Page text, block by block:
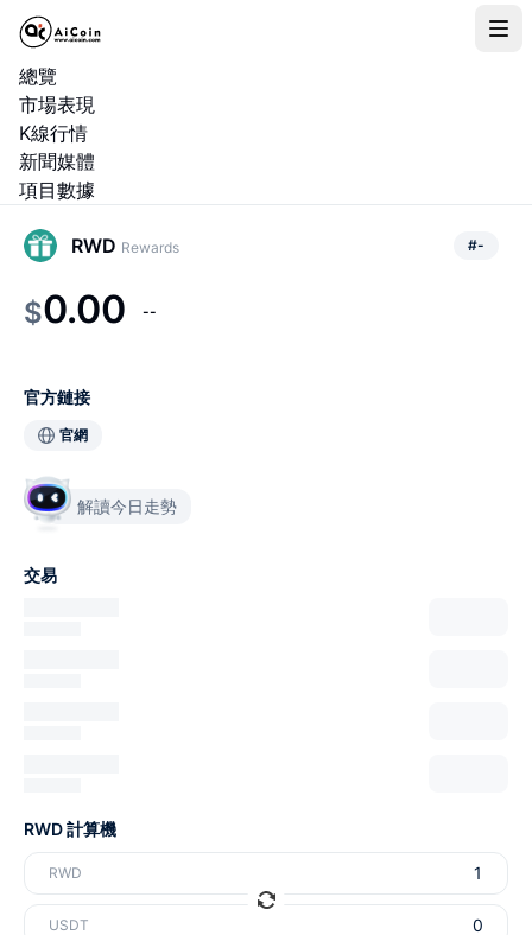
總覽
市場表現
K線行情
新聞媒體
項目數據
RWD Rewards #-
$0.00 --
官方鏈接
官網
解讀今日走勢
交易
RWD 計算機
RWD
USDT